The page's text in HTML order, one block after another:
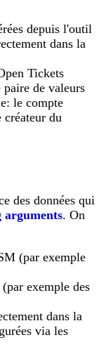
depuis l'outil
dans la
Tickets
de valeurs
le compte
du
des données qui
arguments. On
(par exemple
exemple des
dans la
via les